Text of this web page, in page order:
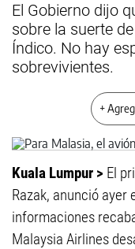
El Gobierno dijo
sobre la suerte
Índico. No hay
sobrevivientes.
+
Kuala Lumpur > El
Razak, anunció ayer
informaciones
Malaysia Airlines